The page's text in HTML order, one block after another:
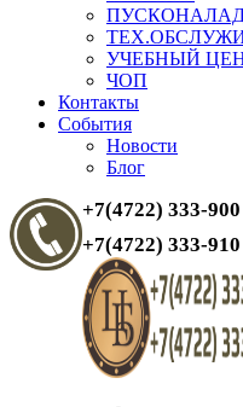
УЧЕБНЫЙ
ЧОП
Контакты
События
Новости
Блог
+7(4722) 333-900
+7(4722) 333-910